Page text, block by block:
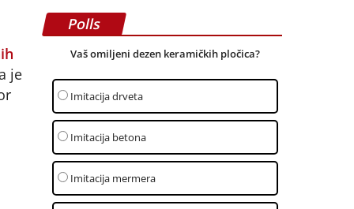
je
Polls
Vaš omiljeni dezen keramičkih pločica?
Imitacija drveta
Imitacija betona
Imitacija mermera